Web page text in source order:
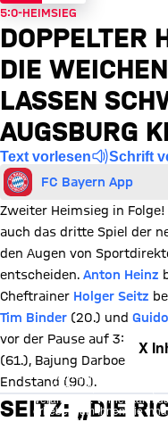
5:0-HEIMSIEG
DOPPELTER
DIE
LASSEN
AUGSBURG
Text vorlesen Schrift
FC Bayern App
Zweiter Heimsieg in Folge!
auch das dritte Spiel der
den Augen von
entscheiden. Anton Heinz
Cheftrainer Holger Seitz
Tim Binder (20.) und
vor der Pause auf 3:0. Im
(61.), Bajung Darboe
Endstand (90.).
X
Mit Klick auf den
Netzwerk, Ihre Daten (z.
verarbeiten. Vorher kann
erheben, um Ihnen die
alle Inhalte des sozialen
SEITZ: „DIE